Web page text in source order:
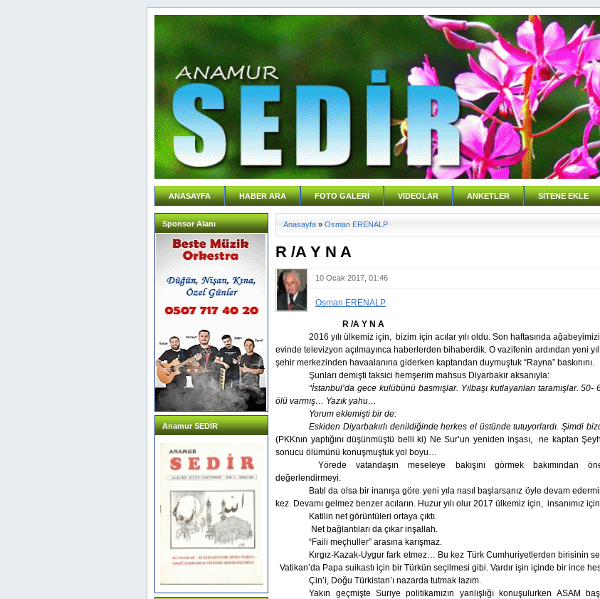
ANASAYFA HABER ARA FOTO GALERİ VİDEOLAR ANKETLER SİTENE EKLE
Sponsor Alanı
Anamur SEDİR
Anasayfa » Osman ERENALP
R /A Y N A
10 Ocak 2017, 01:46
Osman ERENALP
R /A Y N A
2016 yılı ülkemiz için, bizim için acılar yılı oldu. Son haftasında
evinde televizyon açılmayınca haberlerden bihaberdik. O vazifenin ardından yeni
şehir merkezinden havaalanına giderken kaptandan duymuştuk “Rayna” baskınını.
Şunları demişti taksici hemşerim mahsus Diyarbakır aksanıyla:
“İstanbul’da gece kulübünü basmışlar. Yılbaşı kutlayanları taramışlar.
ölü varmış… Yazık yahu…
Yorum eklemişti bir de:
Eskiden Diyarbakırlı denildiğinde herkes el üstünde tutuyorlardı. Şimdi
(PKKnın yaptığını düşünmüştü belli ki) Ne Sur’un yeniden inşası,
ne kaptan
sonucu ölümünü konuşmuştuk yol boyu…
Yörede vatandaşın meseleye bakışını görmek bakımından
değerlendirmeyi.
Batıl da olsa bir inanışa göre yeni yıla nasıl başlarsanız öyle devam
kez. Devamı gelmez benzer acıların. Huzur yılı olur 2017 ülkemiz için, insanımız
Katilin net görüntüleri ortaya çıktı.
Net bağlantıları da çıkar inşallah.
“Faili meçhuller” arasına karışmaz.
Kırgız-Kazak-Uygur fark etmez… Bu kez Türk Cumhuriyetlerden birisinin
Vatikan’da Papa suikastı için bir Türkün seçilmesi gibi. Vardır işin içinde bir ince
Çin’i, Doğu Türkistan’ı nazarda tutmak lazım.
Yakın geçmişte Suriye politikamızın yanlışlığı konuşulurken ASAM